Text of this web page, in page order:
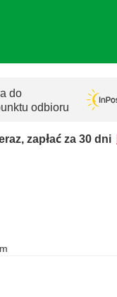
do
odbioru
zapłać za 30 dni